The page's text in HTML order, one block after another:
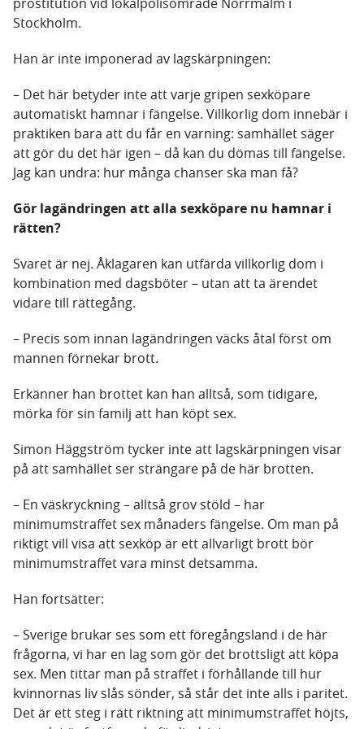
Stockholm.
Han är inte imponerad av lagskärpningen:
– Det här betyder inte att varje gripen sexköpare
automatiskt hamnar i fängelse. Villkorlig dom innebär i
praktiken bara att du får en varning: samhället säger
att gör du det här igen – då kan du dömas till fängelse.
Jag kan undra: hur många chanser ska man få?
Gör lagändringen att alla sexköpare nu hamnar i
rätten?
Svaret är nej. Åklagaren kan utfärda villkorlig dom i
kombination med dagsböter – utan att ta ärendet
vidare till rättegång.
– Precis som innan lagändringen väcks åtal först om
mannen förnekar brott.
Erkänner han brottet kan han alltså, som tidigare,
mörka för sin familj att han köpt sex.
Simon Häggström tycker inte att lagskärpningen visar
på att samhället ser strängare på de här brotten.
– En väskryckning – alltså grov stöld – har
minimumstraffet sex månaders fängelse. Om man på
riktigt vill visa att sexköp är ett allvarligt brott bör
minimumstraffet vara minst detsamma.
Han fortsätter:
– Sverige brukar ses som ett föregångsland i de här
frågorna, vi har en lag som gör det brottsligt att köpa
sex. Men tittar man på straffet i förhållande till hur
kvinnornas liv slås sönder, så står det inte alls i paritet.
Det är ett steg i rätt riktning att minimumstraffet höjts,